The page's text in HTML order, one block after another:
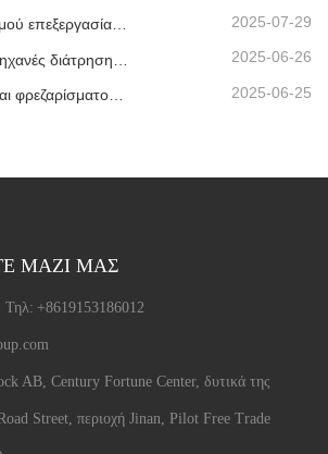
Οι εξαγωγές εξοπλισμού επεξεργασίας μονωτικού γυαλιού μας έχουν φτάσει σε νέα υψηλά επίπεδα, συμβάλλοντας στην ανάπτυξη πράσινων κτιρίων παγκοσμίως. 2025-07-29
2025-06-26
2025-06-25
ΜΑΖΙ ΜΑΣ
Τηλ: +8619153186012
AB, Century Fortune Center, δυτικά της
Street, περιοχή Jinan, Pilot Free Trade